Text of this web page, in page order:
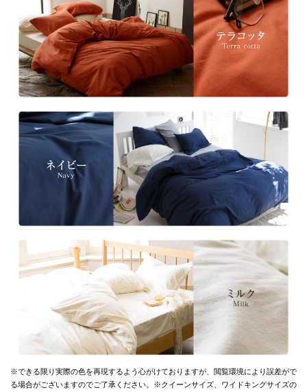
※できる限り実際の色を再現するよう心がけておりますが、 閲覧環境により誤差がで
る場合がございますのでご了承ください。 ※クイーンサイズ、ワイドキングサイズの